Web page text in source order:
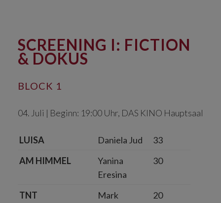
SCREENING I: FICTION
& DOKUS
BLOCK 1
04. Juli | Beginn: 19:00 Uhr, DAS KINO Hauptsaal
LUISA Daniela Jud
33
AM HIMMEL
Yanina
Eresina
30
TNT
Mark
20